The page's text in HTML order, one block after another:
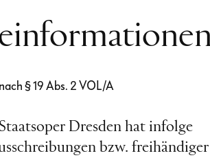
nach § 19 Abs. 2 VOL/A
Dresden hat infolge
bzw. freihändiger